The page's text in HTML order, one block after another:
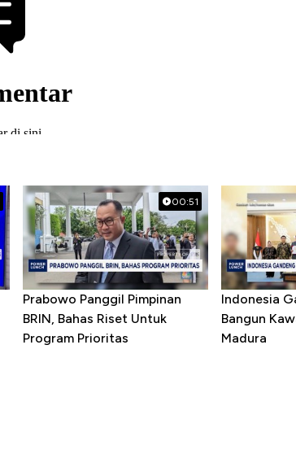
00:51
Prabowo Panggil Pimpinan
BRIN, Bahas Riset Untuk
Program Prioritas
Indonesia
Bangun
Madura